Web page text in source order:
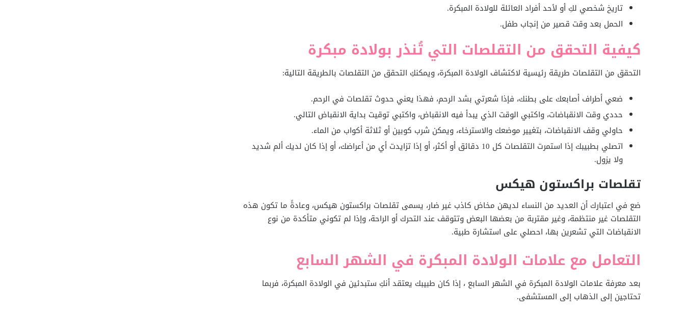
تاريخ شخصي لكِ أو لأحد أفراد العائلة للولادة المبكرة.
الحمل بعد وقت قصير من إنجاب طفل.
كيفية التحقق من التقلصات التي تُنذر بولادة مبكرة
التحقق من التقلصات طريقة رئيسية لاكتشاف الولادة المبكرة، ويمكنكِ التحقق من التقلصات بالطريقة التالية:
ضعي أطراف أصابعك على بطنك، فإذا شعرتي بشد الرحم، فهذا يعني حدوث تقلصات في الرحم.
حددي وقت الانقباضات، واكتبي الوقت الذي يبدأ فيه الانقباض، واكتبي توقيت بداية الانقباض التالي.
حاولي وقف الانقباضات، بتغيير موضعك والاسترخاء، ويمكن شرب كوبين أو ثلاثة أكواب من الماء.
اتصلي بطبيبك إذا استمرت التقلصات كل 10 دقائق أو أكثر، أو إذا تزايدت أي من أعراضك، أو إذا كان لديك ألم شديد
ولا يزول.
تقلصات براكستون هيكس
ضع في اعتبارك أن العديد من النساء لديهن مخاض كاذب غير ضار، يسمى تقلصات براكستون هيكس، وعادةً ما تكون هذه
التقلصات غير منتظمة، وغير مقتربة من بعضها البعض وتتوقف عند التحرك أو الراحة، وإذا لم تكوني متأكدة من نوع
الانقباضات التي تشعرين بها، احصلي على استشارة طبية.
التعامل مع علامات الولادة المبكرة في الشهر السابع
بعد معرفة علامات الولادة المبكرة في الشهر السابع ، إذا كان طبيبك يعتقد أنكِ ستبدئين في الولادة المبكرة، فربما
تحتاجين إلى الذهاب إلى المستشفى.